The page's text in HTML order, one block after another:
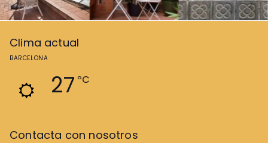
Clima actual
BARCELONA
27ºC
Contacta con nosotros